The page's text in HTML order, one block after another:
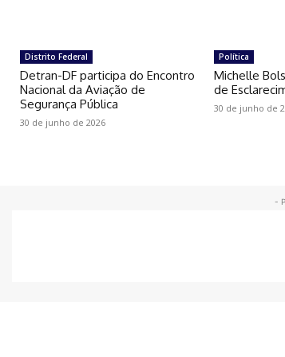
Distrito Federal
Detran-DF participa do Encontro
Nacional da Aviação de
Segurança Pública
30 de junho de 2026
Política
Michelle
de
30 de junho de
-